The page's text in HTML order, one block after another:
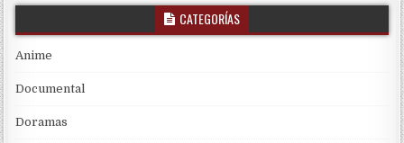
CATEGORÍAS
Anime
Documental
Doramas